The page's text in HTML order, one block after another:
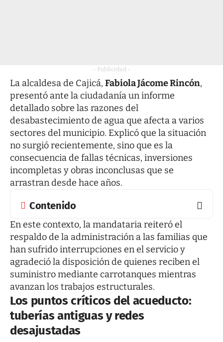
- Publicidad -
La alcaldesa de Cajicá, Fabiola Jácome Rincón,
presentó ante la ciudadanía un informe
detallado sobre las razones del
desabastecimiento de agua que afecta a varios
sectores del municipio. Explicó que la situación
no surgió recientemente, sino que es la
consecuencia de fallas técnicas, inversiones
incompletas y obras inconclusas que se
arrastran desde hace años.
Contenido
En este contexto, la mandataria reiteró el
respaldo de la administración a las familias que
han sufrido interrupciones en el servicio y
agradeció la disposición de quienes reciben el
suministro mediante carrotanques mientras
avanzan los trabajos estructurales.
Los puntos críticos del acueducto:
tuberías antiguas y redes
desajustadas